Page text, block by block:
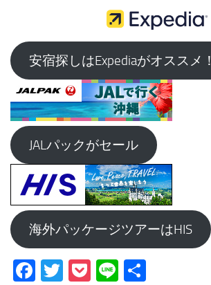
安宿探しはExpediaがオススメ！
JALパックがセール
海外パッケージツアーはHIS
Facebook
Twitter
Pocket
Line